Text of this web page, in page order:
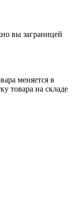
вы заграницей
меняется в
товара на складе